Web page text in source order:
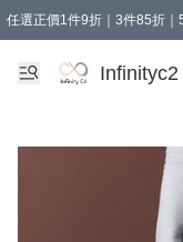
任選正價1件9折｜3件85折｜
精選商品，任選買1件或以
Infinityc2 wears 滿$800免運費
Bucks & Leather 滿$1000免運
Infinityc2